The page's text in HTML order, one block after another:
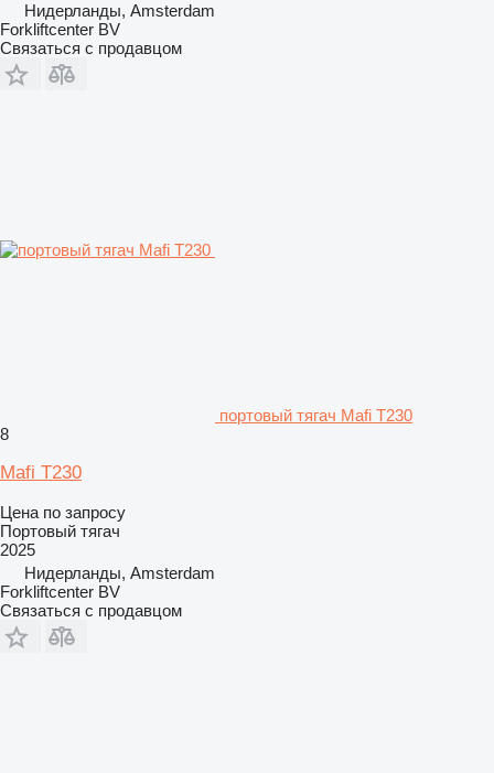
Нидерланды, Amsterdam
Forkliftcenter BV
Связаться с продавцом
портовый тягач Mafi T230
8
Mafi T230
Цена по запросу
Портовый тягач
2025
Нидерланды, Amsterdam
Forkliftcenter BV
Связаться с продавцом